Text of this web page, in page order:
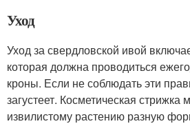
Уход
Уход за свердловской ивой
которая должна проводиться
кроны. Если не соблюдать эти
загустеет. Косметическая стрижка
извилистому растению разную